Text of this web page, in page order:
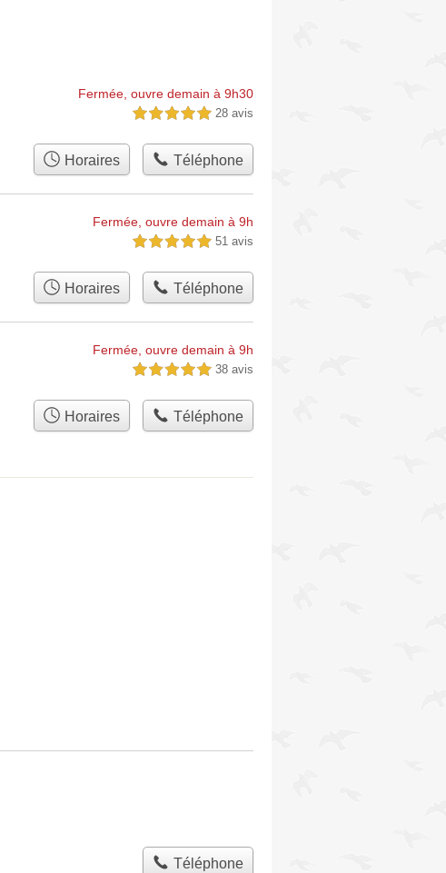
Fermée, ouvre demain à 9h30
5,0 étoiles sur 5 28 avis
Horaires Téléphone
Fermée, ouvre demain à 9h
5,0 étoiles sur 5 51 avis
Horaires Téléphone
Fermée, ouvre demain à 9h
5,0 étoiles sur 5 38 avis
Horaires Téléphone
Téléphone